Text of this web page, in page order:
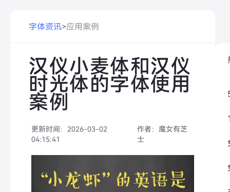
字体资讯>应用案例
汉仪小麦体和汉仪
时光体的字体使用
案例
更新时间： 2026-03-02
04:15:41
作者： 魔女有芝
士